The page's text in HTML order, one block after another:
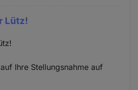
Lütz!
Ihre Stellungsnahme auf